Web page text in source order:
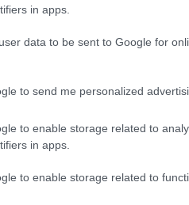
in apps.
data to be sent to Google for
to send me personalized
to enable storage related to
in apps.
to enable storage related to